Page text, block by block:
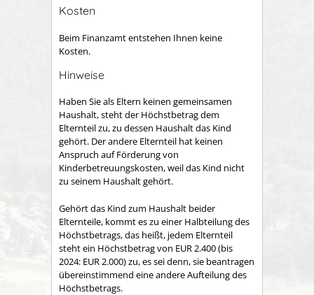
Kosten
Beim Finanzamt entstehen Ihnen keine
Kosten.
Hinweise
Haben Sie als Eltern keinen gemeinsamen
Haushalt, steht der Höchstbetrag dem
Elternteil zu, zu dessen Haushalt das Kind
gehört. Der andere Elternteil hat keinen
Anspruch auf Förderung von
Kinderbetreuungskosten, weil das Kind nicht
zu seinem Haushalt gehört.
Gehört das Kind zum Haushalt beider
Elternteile, kommt es zu einer Halbteilung des
Höchstbetrags, das heißt, jedem Elternteil
steht ein Höchstbetrag von EUR 2.400 (bis
2024: EUR 2.000) zu, es sei denn, sie beantragen
übereinstimmend eine andere Aufteilung des
Höchstbetrags.